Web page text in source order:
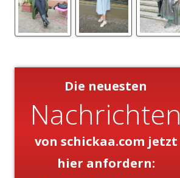
Die neuesten
Nachrichten
von schickaa.com jetzt
hier anfordern: